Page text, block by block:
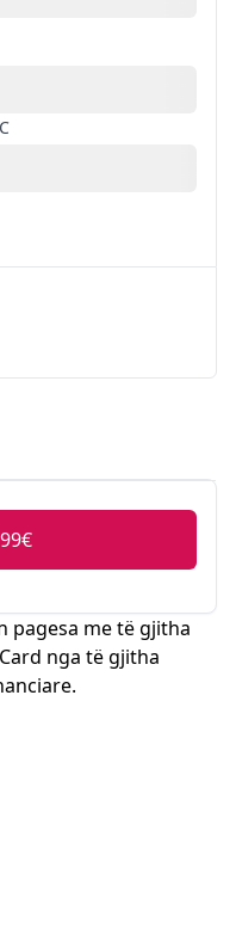
pagesa me të gjitha
nga të gjitha